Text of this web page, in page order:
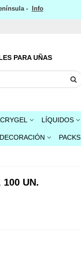
- Info
PARA UÑAS
LÍQUIDOS
DECORACIÓN PACKS
100 UN.